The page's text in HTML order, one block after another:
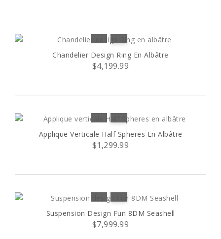
Chandelier Design Ring En Albâtre
$4,199.99
Applique Verticale Half Spheres En Albâtre
$1,299.99
Suspension Design Fun 8DM Seashell
$7,999.99